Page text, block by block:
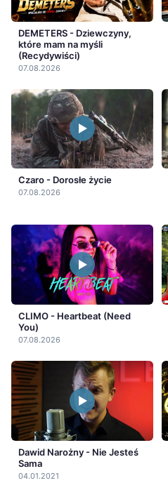
DEMETERS - Dziewczyny,
które mam na myśli
(Recydywiści)
07.08.2026
Czaro - Dorosłe życie
07.08.2026
CLIMO - Heartbeat (Need
You)
07.08.2026
Dawid Narożny - Nie Jesteś
Sama
04.01.2021